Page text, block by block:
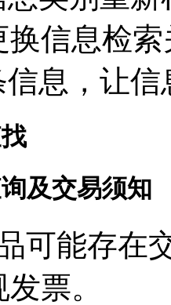
换信息检
信息，让
及交易须知
可能存在
票。